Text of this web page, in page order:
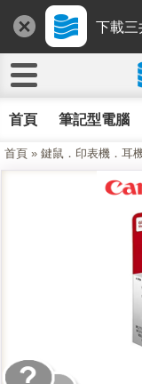
下載三
首頁 筆記型電腦
首頁 » 鍵鼠．印表機．耳